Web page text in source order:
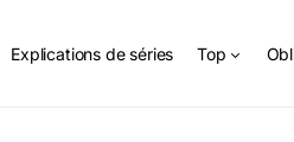
Explications de séries Top